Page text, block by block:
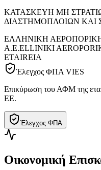
ΚΑΤΑΣΚΕΥΗ ΜΗ
ΔΙΑΣΤΗΜΟΠΛΟΙΩΝ
ΕΛΛΗΝΙΚΗ
Α.Ε.ELLINIKI
ETAIREIA
Έλεγχος ΦΠΑ VIES
Επικύρωση του ΑΦΜ της
ΕΕ.
Έλεγχος ΦΠΑ
Οικονομική